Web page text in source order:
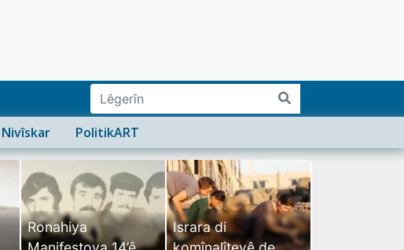
Nivîskar PolitikART
Ronahiya
Israra di